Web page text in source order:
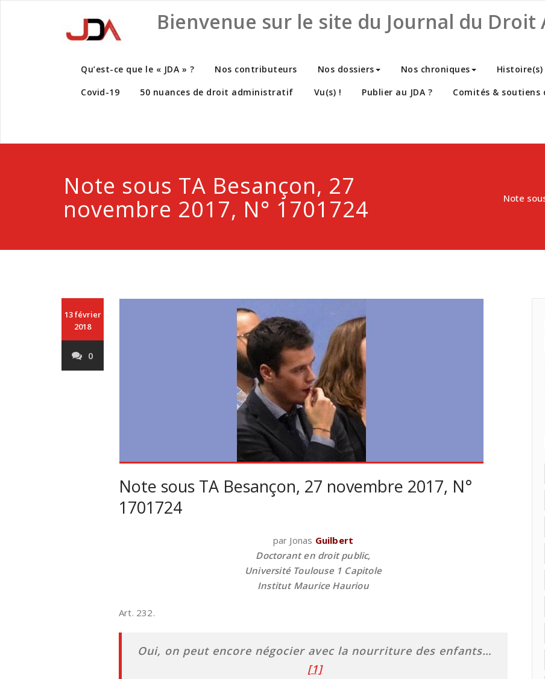
Bienvenue sur le site du Journal du
Qu’est-ce que le « JDA » ? Nos contributeurs Nos dossiers Nos chroniques
Covid-19
50 nuances de droit administratif Vu(s) ! Publier au JDA ? Comités & soutiens
Note sous TA Besançon, 27
novembre 2017, N° 1701724
Note
13 février
2018
0
Note sous TA Besançon, 27 novembre 2017, N°
1701724
par Jonas Guilbert
Doctorant en droit public,
Université Toulouse 1 Capitole
Institut Maurice Hauriou
Art. 232.
Oui, on peut encore négocier avec la nourriture des enfants…
[1]